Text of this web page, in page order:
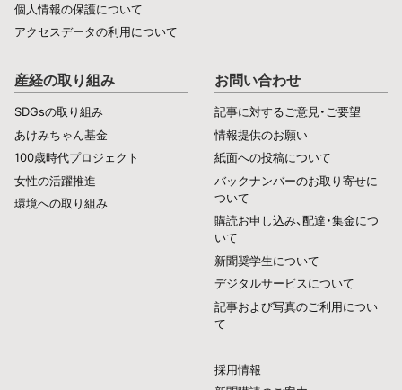
個人情報の保護について
アクセスデータの利用について
産経の取り組み
SDGsの取り組み
あけみちゃん基金
100歳時代プロジェクト
女性の活躍推進
環境への取り組み
お問い合わせ
記事に対するご意見・ご要望
情報提供のお願い
紙面への投稿について
バックナンバーのお取り寄せに
ついて
購読お申し込み、配達・集金につ
いて
新聞奨学生について
デジタルサービスについて
記事および写真のご利用につい
て
採用情報